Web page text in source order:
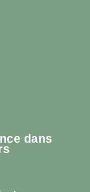
dans